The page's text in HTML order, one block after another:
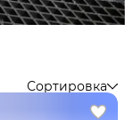
Сортировка